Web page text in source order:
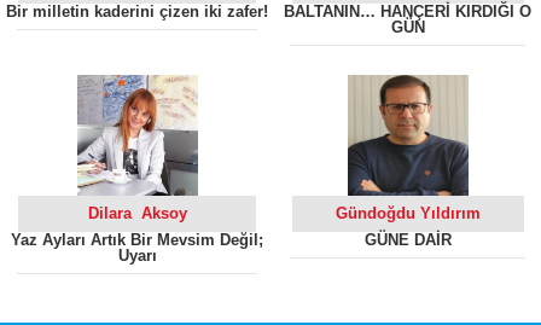
Bir milletin kaderini çizen iki zafer!
BALTANIN… HANÇERİ KIRDIĞI O
GÜN
Dilara Aksoy
Yaz Ayları Artık Bir Mevsim Değil;
Uyarı
Gündoğdu Yıldırım
GÜNE DAİR